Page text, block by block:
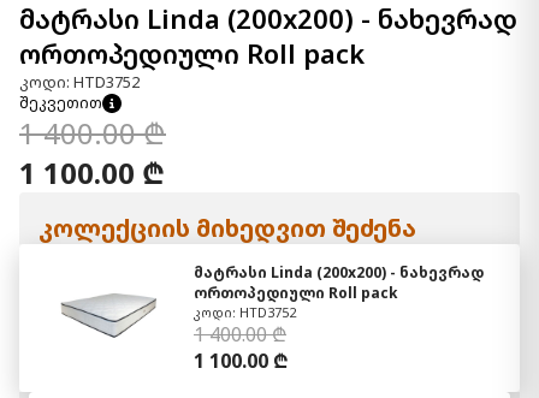
მატრასი Linda (200x200) - ნახევრად
ორთოპედიული Roll pack
კოდი: HTD3752
შეკვეთით
1 400.00 ₾
1 100.00 ₾
კოლექციის მიხედვით შეძენა
მატრასი Linda (200x200) - ნახევრად
ორთოპედიული Roll pack
კოდი: HTD3752
1 400.00 ₾
1 100.00 ₾